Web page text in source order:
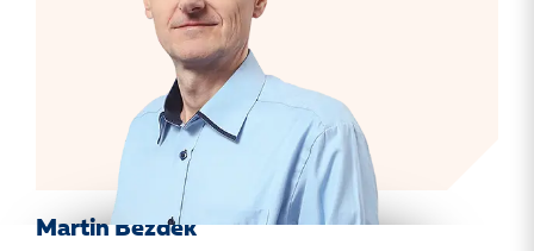
Martin Bezděk